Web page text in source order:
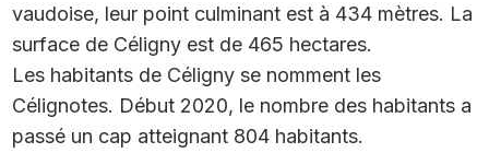
vaudoise, leur point culminant est à 434 mètres. La
surface de Céligny est de 465 hectares.
Les habitants de Céligny se nomment les
Célignotes. Début 2020, le nombre des habitants a
passé un cap atteignant 804 habitants.